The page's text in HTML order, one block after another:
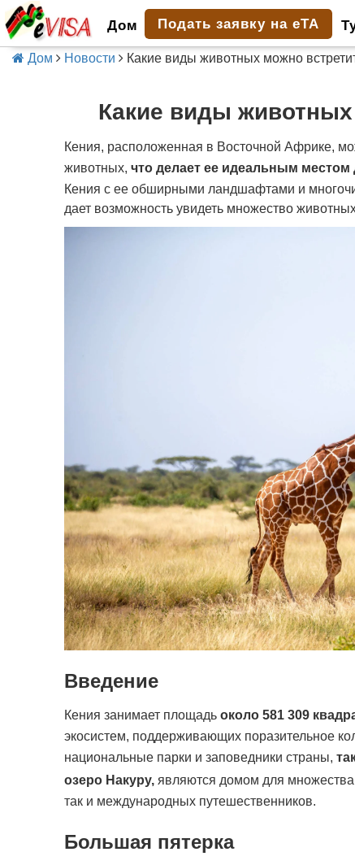
Дом Подать заявку на eTA
Дом Новости Какие виды животных можно
Какие виды
Кения, расположенная в Восточной Африке,
животных, что делает ее идеальным
Кения с ее обширными ландшафтами и
дает возможность увидеть множество
Введение
Кения занимает площадь около 581 309
экосистем, поддерживающих поразительное
национальные парки и заповедники страны,
озеро Накуру,являются домом для множества
так и международных путешественников.
Большая пятерка